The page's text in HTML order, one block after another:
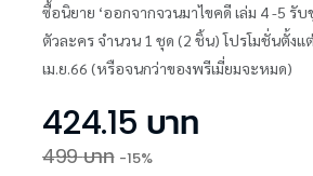
ซื้อนิยาย ‘ออกจากจวนมาไขคดี เล่ม 4 -5 รั
ตัวละคร จำนวน 1 ชุด (2 ชิ้น) โปรโมชั่นตั้งแ
เม.ย.66 (หรือจนกว่าของพรีเมี่ยมจะหมด)
424.15 บาท
499บาท -15%